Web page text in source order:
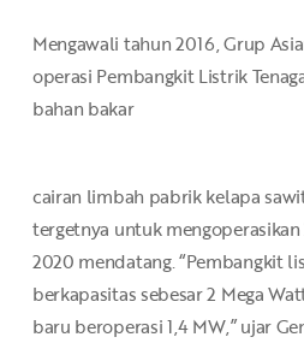
Mengawali tahun 2016, Grup
operasi Pembangkit Listrik
bahan bakar
cairan limbah pabrik kelapa
tergetnya untuk
2020 mendatang. “Pembangkit
berkapasitas sebesar 2 Mega
baru beroperasi 1,4 MW,” ujar